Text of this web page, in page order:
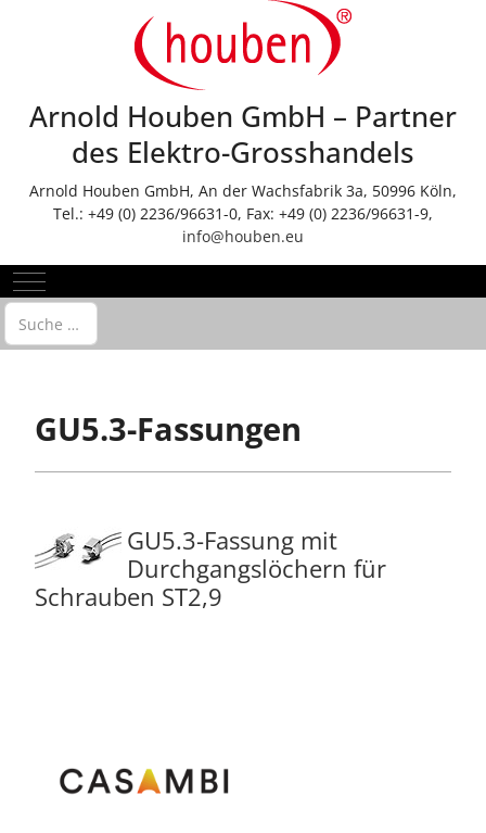
Arnold Houben GmbH – Partner
des Elektro-Grosshandels
Arnold Houben GmbH, An der Wachsfabrik 3a, 50996 Köln,
Tel.: +49 (0) 2236/96631-0, Fax: +49 (0) 2236/96631-9,
info@houben.eu
Mobile Menu Toggle
Suchen
GU5.3-Fassungen
GU5.3-Fassung mit
Durchgangslöchern für
Schrauben ST2,9